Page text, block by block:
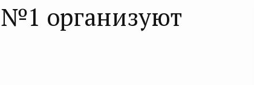
организуют